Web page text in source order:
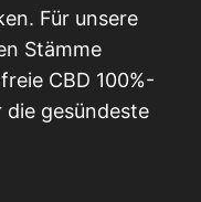
Für unsere
Stämme
CBD 100%-
die gesündeste